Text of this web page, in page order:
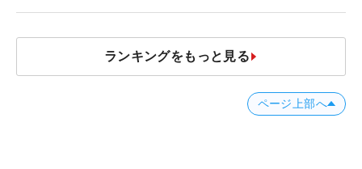
ランキングをもっと見る
ページ上部へ